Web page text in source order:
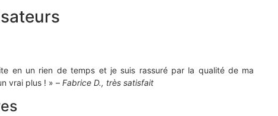
en un rien de temps et je suis rassuré par la qualité de ma
vrai plus ! » – Fabrice D., très satisfait